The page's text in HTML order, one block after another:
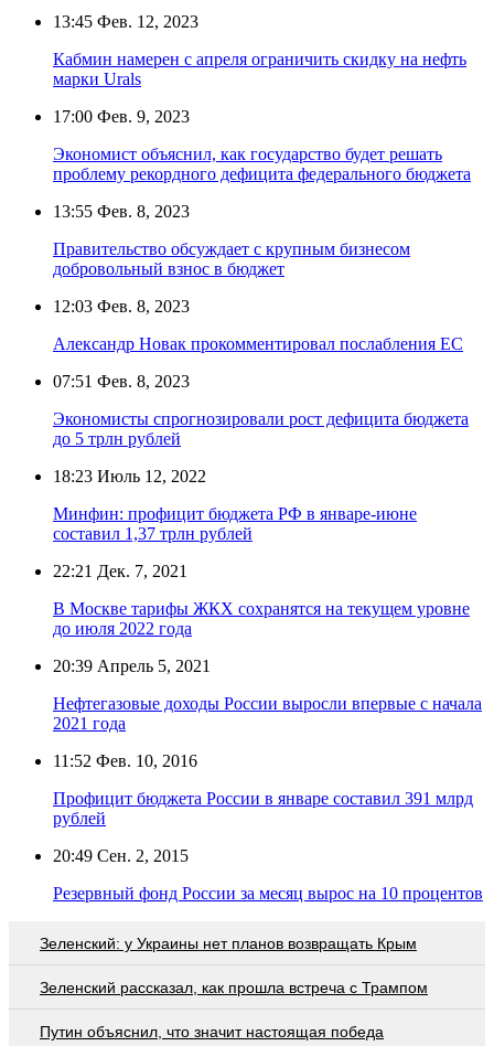
13:45 Фев. 12, 2023
Кабмин намерен с апреля ограничить скидку на нефть
марки Urals
17:00 Фев. 9, 2023
Экономист объяснил, как государство будет решать
проблему рекордного дефицита федерального бюджета
13:55 Фев. 8, 2023
Правительство обсуждает с крупным бизнесом
добровольный взнос в бюджет
12:03 Фев. 8, 2023
Александр Новак прокомментировал послабления ЕС
07:51 Фев. 8, 2023
Экономисты спрогнозировали рост дефицита бюджета
до 5 трлн рублей
18:23 Июль 12, 2022
Минфин: профицит бюджета РФ в январе-июне
составил 1,37 трлн рублей
22:21 Дек. 7, 2021
В Москве тарифы ЖКХ сохранятся на текущем уровне
до июля 2022 года
20:39 Апрель 5, 2021
Нефтегазовые доходы России выросли впервые с начала
2021 года
11:52 Фев. 10, 2016
Профицит бюджета России в январе составил 391 млрд
рублей
20:49 Сен. 2, 2015
Резервный фонд России за месяц вырос на 10 процентов
Зеленский: у Украины нет планов возвращать Крым
Зеленский рассказал, как прошла встреча с Трампом
Путин объяснил, что значит настоящая победа